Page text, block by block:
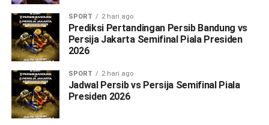
SPORT 2 hari ago
Prediksi Pertandingan Persib Bandung vs
Persija Jakarta Semifinal Piala Presiden
2026
SPORT 2 hari ago
Jadwal Persib vs Persija Semifinal Piala
Presiden 2026